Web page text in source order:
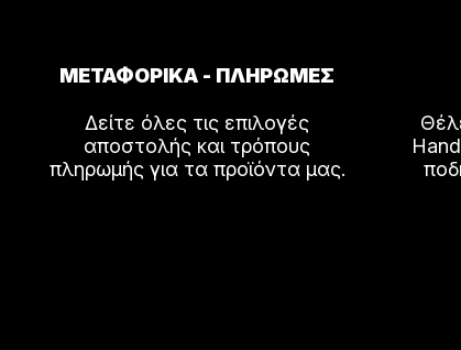
ΜΕΤΑΦΟΡΙΚΑ - ΠΛΗΡΩΜΕΣ
Δείτε όλες τις επιλογές
αποστολής και τρόπους
πληρωμής για τα προϊόντα μας.